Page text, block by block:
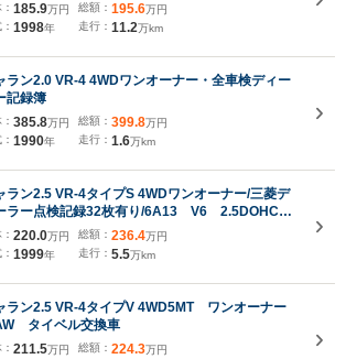
185.9万円
1998年
総額： 195.6万円
走行： 11.2万km
ラン2.0 VR-4 4WDワンオーナー・全車検ディー
記録簿
385.8万円
1990年
総額： 399.8万円
走行： 1.6万km
ラン2.5 VR-4タイプS 4WDワンオーナー/三菱デ
ラー点検記録32枚有り/6A13 V6 2.5DOHCツ
ターボエンジン/280PS/フレアホイルアーチ/キー
キー/スペアキー/ウエッズスポーツSA10R18イン
220.0万円
1999年
総額： 236.4万円
走行： 5.5万km
ラン2.5 VR-4タイプV 4WD5MT ワンオーナー
タイベル交換車
211.5万円
総額： 224.3万円